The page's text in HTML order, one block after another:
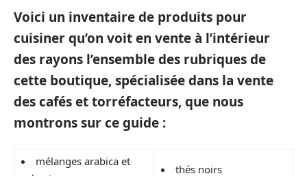
Voici un inventaire de produits pour
cuisiner qu’on voit en vente à l’intérieur
des rayons l’ensemble des rubriques de
cette boutique, spécialisée dans la vente
des cafés et torréfacteurs, que nous
montrons sur ce guide :
mélanges arabica et
thés noirs